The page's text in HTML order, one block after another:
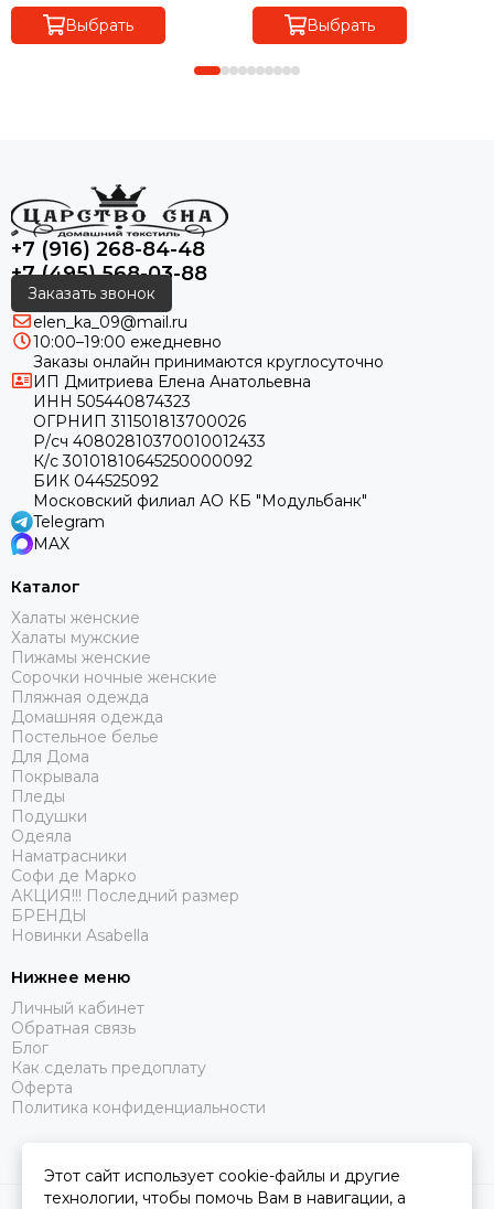
Выбрать Выбрать
+7 (916) 268-84-48
+7 (495) 568-03-88
Заказать звонок
elen_ka_09@mail.ru
10:00–19:00 ежедневно
Заказы онлайн принимаются круглосуточно
ИП Дмитриева Елена Анатольевна
ИНН 505440874323
ОГРНИП 311501813700026
Р/сч 40802810370010012433
К/с 30101810645250000092
БИК 044525092
Московский филиал АО КБ "Модульбанк"
Telegram
MAX
Каталог
Халаты женские
Халаты мужские
Пижамы женские
Сорочки ночные женские
Пляжная одежда
Домашняя одежда
Постельное белье
Для Дома
Покрывала
Пледы
Подушки
Одеяла
Наматрасники
Софи де Марко
АКЦИЯ!!! Последний размер
БРЕНДЫ
Новинки Asabella
Нижнее меню
Личный кабинет
Обратная связь
Блог
Как сделать предоплату
Оферта
Политика конфиденциальности
Этот сайт использует cookie-файлы и другие
технологии, чтобы помочь Вам в навигации, а